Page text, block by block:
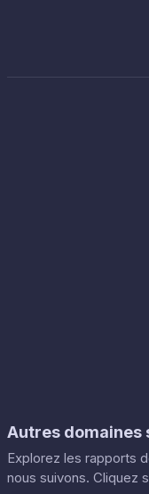
Autres domaines
Explorez les rapports
nous suivons. Cliquez